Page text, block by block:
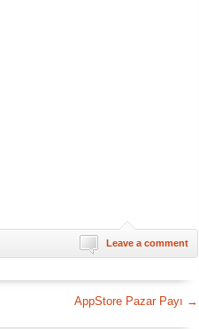
Leave a comment
AppStore Pazar Payı →